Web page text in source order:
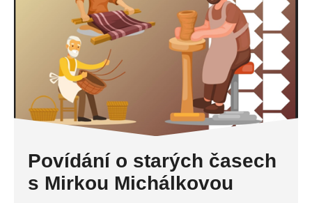
Povídání o starých časech
s Mirkou Michálkovou